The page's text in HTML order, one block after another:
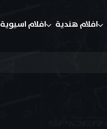
افلام هندية افلام اسيوية